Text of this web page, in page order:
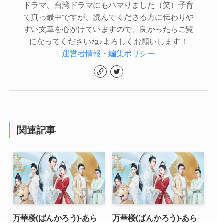
ドラマ、台湾ドラマにもハマりました（笑）子育
て真っ最中ですが、読んでくださる方に伝わりや
すい文章を心がけていますので、良かったらご覧
になってくださいね♪よろしくお願いします！
運営者情報・編集ポリシー
関連記事
万華楼(ばんかろう)-あら
万華楼(ばんかろう)-あら